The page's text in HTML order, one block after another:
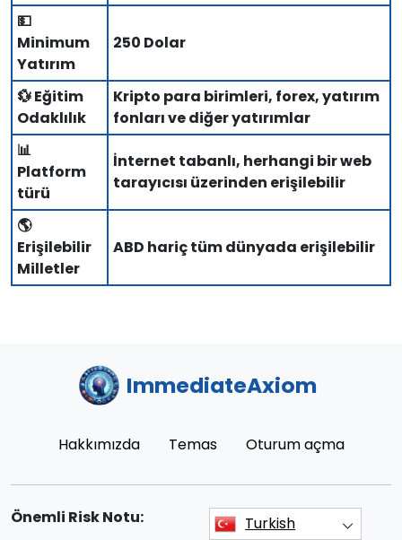
💵
Minimum
Yatırım
250 Dolar
💱 Eğitim
Odaklılık
Kripto para birimleri, forex, yatırım
fonları ve diğer yatırımlar
📊
Platform
türü
İnternet tabanlı, herhangi bir web
tarayıcısı üzerinden erişilebilir
🌎
Erişilebilir
Milletler
ABD hariç tüm dünyada erişilebilir
ImmediateAxiom
Hakkımızda Temas Oturum açma
Önemli Risk Notu: Turkish